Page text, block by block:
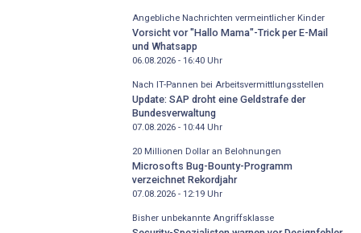
Angebliche Nachrichten vermeintlicher Kinder
Vorsicht vor "Hallo Mama"-Trick per E-Mail
und Whatsapp
06.08.2026 - 16:40Uhr
Nach IT-Pannen bei Arbeitsvermittlungsstellen
Update: SAP droht eine Geldstrafe der
Bundesverwaltung
07.08.2026 - 10:44Uhr
20 Millionen Dollar an Belohnungen
Microsofts Bug-Bounty-Programm
verzeichnet Rekordjahr
07.08.2026 - 12:19Uhr
Bisher unbekannte Angriffsklasse